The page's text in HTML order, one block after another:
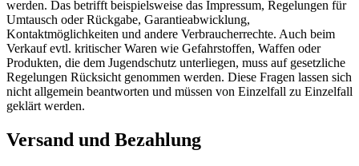
werden. Das betrifft beispielsweise das Impressum, Regelungen für
Umtausch oder Rückgabe, Garantieabwicklung,
Kontaktmöglichkeiten und andere Verbraucherrechte. Auch beim
Verkauf evtl. kritischer Waren wie Gefahrstoffen, Waffen oder
Produkten, die dem Jugendschutz unterliegen, muss auf gesetzliche
Regelungen Rücksicht genommen werden. Diese Fragen lassen sich
nicht allgemein beantworten und müssen von Einzelfall zu Einzelfall
geklärt werden.
Versand und Bezahlung